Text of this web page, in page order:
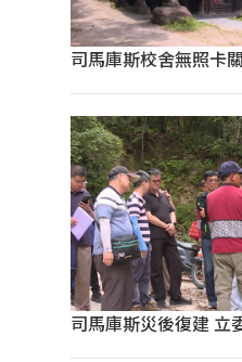
司馬庫斯校舍無照卡
司馬庫斯災後復建 立